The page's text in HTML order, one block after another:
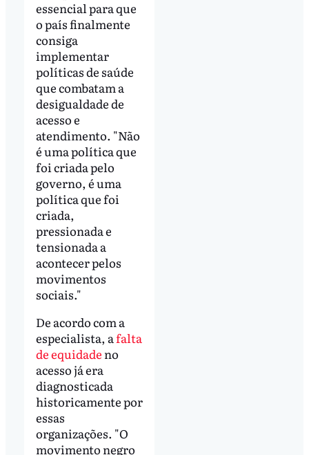
essencial para que
o país finalmente
consiga
implementar
políticas de saúde
que combatam a
desigualdade de
acesso e
atendimento. "Não
é uma política que
foi criada pelo
governo, é uma
política que foi
criada,
pressionada e
tensionada a
acontecer pelos
movimentos
sociais."
De acordo com a
especialista, a falta
de equidade no
acesso já era
diagnosticada
historicamente por
essas
organizações. "O
movimento negro